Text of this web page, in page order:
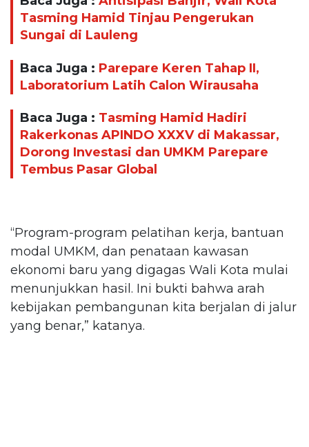
Tasming Hamid Tinjau Pengerukan
Sungai di Lauleng
Baca Juga : Parepare Keren Tahap II,
Laboratorium Latih Calon Wirausaha
Baca Juga : Tasming Hamid Hadiri
Rakerkonas APINDO XXXV di Makassar,
Dorong Investasi dan UMKM Parepare
Tembus Pasar Global
“Program-program pelatihan kerja, bantuan
modal UMKM, dan penataan kawasan
ekonomi baru yang digagas Wali Kota mulai
menunjukkan hasil. Ini bukti bahwa arah
kebijakan pembangunan kita berjalan di jalur
yang benar,” katanya.